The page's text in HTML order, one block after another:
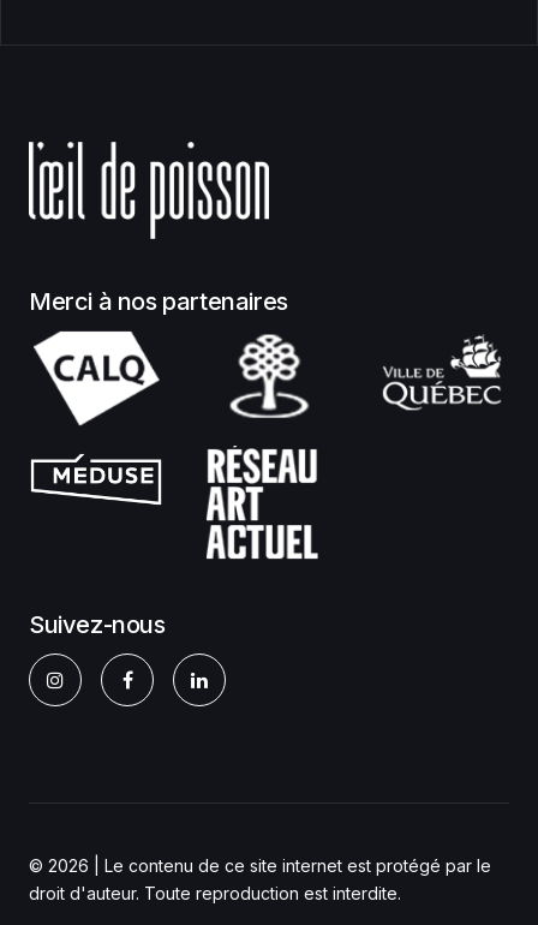
Merci à nos partenaires
Suivez-nous
© 2026 | Le contenu de ce site internet est protégé par le
droit d'auteur. Toute reproduction est interdite.